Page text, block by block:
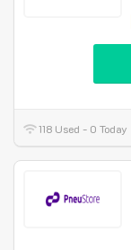
118 Used - 0 Today